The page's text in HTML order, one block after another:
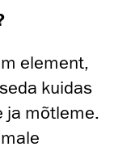
element,
kuidas
ja mõtleme.